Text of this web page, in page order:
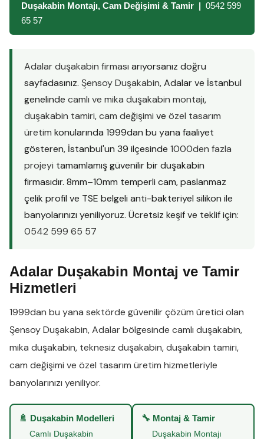
Duşakabin Montajı, Cam Değişimi & Tamir | 0542 599
65 57
Adalar duşakabin firması arıyorsanız doğru
sayfadasınız. Şensoy Duşakabin, Adalar ve İstanbul
genelinde camlı ve mika duşakabin montajı,
duşakabin tamiri,cam değişimi ve özel tasarım
üretim konularında 1999dan bu yana faaliyet
gösteren, İstanbul'un 39 ilçesinde 1000den fazla
projeyi tamamlamış güvenilir bir duşakabin
firmasıdır. 8mm–10mm temperli cam, paslanmaz
çelik profil ve TSE belgeli anti-bakteriyel silikon ile
banyolarınızı yeniliyoruz. Ücretsiz keşif ve teklif için:
0542 599 65 57
Adalar Duşakabin Montaj ve Tamir
Hizmetleri
1999dan bu yana sektörde güvenilir çözüm üretici olan
Şensoy Duşakabin,Adalarbölgesinde camlı duşakabin,
mika duşakabin, teknesiz duşakabin,duşakabin tamiri,
cam değişimi ve özel tasarım üretim hizmetleriyle
banyolarınızı yeniliyor.
🚿 Duşakabin Modelleri
Camlı Duşakabin
🔧 Montaj & Tamir
Duşakabin Montajı